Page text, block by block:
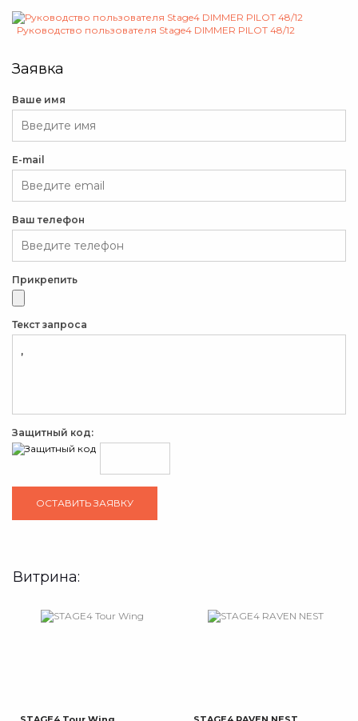
Руководство пользователя Stage4 DIMMER PILOT 48/12
Заявка
Ваше имя
E-mail
Ваш телефон
Прикрепить
Текст запроса
Защитный код:
Витрина: